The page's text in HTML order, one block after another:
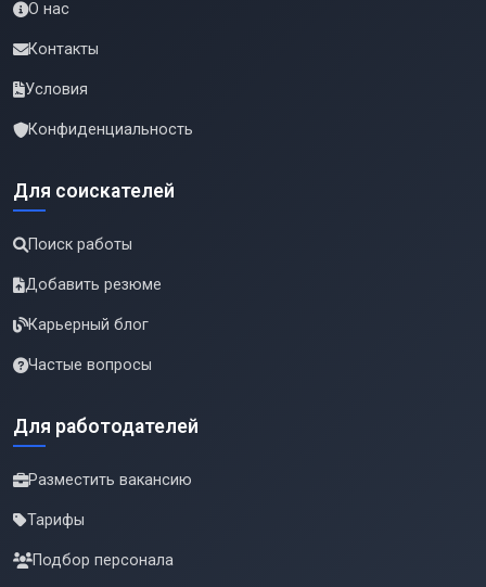
О нас
Контакты
Условия
Конфиденциальность
Для соискателей
Поиск работы
Добавить резюме
Карьерный блог
Частые вопросы
Для работодателей
Разместить вакансию
Тарифы
Подбор персонала